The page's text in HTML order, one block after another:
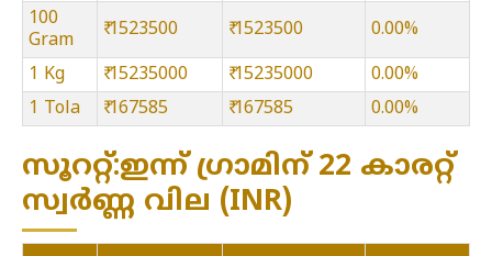
100
Gram
₹ 1523500 ₹ 1523500 0.00%
1 Kg ₹ 15235000 ₹ 15235000
0.00%
1 Tola
₹ 167585 ₹ 167585 0.00%
സൂററ്റ്:ഇന്ന് ഗ്രാമിന് 22 കാരറ്റ്
സ്വർണ്ണ വില (INR)